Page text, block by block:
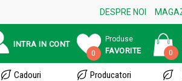
DESPRE NOI
INTRA IN CONT
0
Produse
FAVORITE 0
Cadouri Producatori